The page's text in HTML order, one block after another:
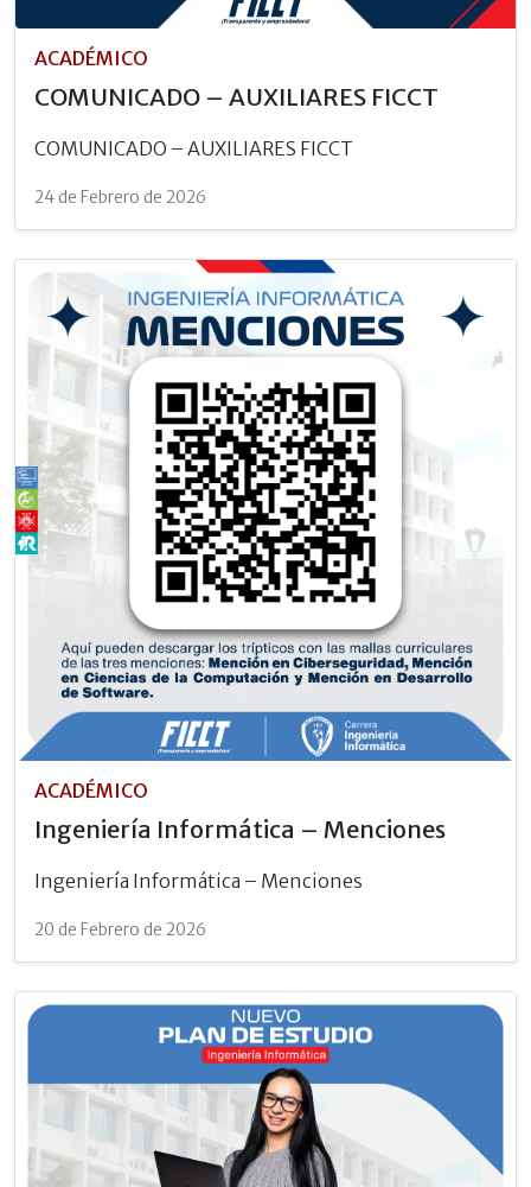
ACADÉMICO
COMUNICADO – AUXILIARES FICCT
COMUNICADO – AUXILIARES FICCT
24 de Febrero de 2026
ACADÉMICO
Ingeniería Informática – Menciones
Ingeniería Informática – Menciones
20 de Febrero de 2026